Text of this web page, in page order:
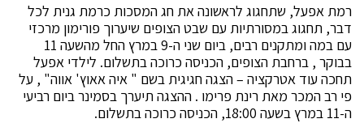
רמת אפעל, שתחגוג לראשונה את חג המסכות כרמת גנית לכל
דבר, תחגוג במסורתיות עם שבט הצופים שיערוך פורימון מרכזי
עם במה ומתקנים רבים, ביום שני ה-9 במרץ החל מהשעה 11
בבוקר , ברחבת הצופים, הכניסה כרוכה בתשלום. לילדי אפעל
תחכה עוד אטרקציה – הצגה חגיגית בשם " איה אאוץ' אווה" , על
פי רב המכר מאת רינת פרימו . ההצגה תיערך בסמינר ביום רביעי
ה-11 במרץ בשעה 18:00, הכניסה כרוכה בתשלום.